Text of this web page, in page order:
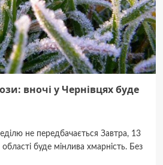
вночі у Чернівцях буде
не передбачається Завтра, 13
буде мінлива хмарність. Без